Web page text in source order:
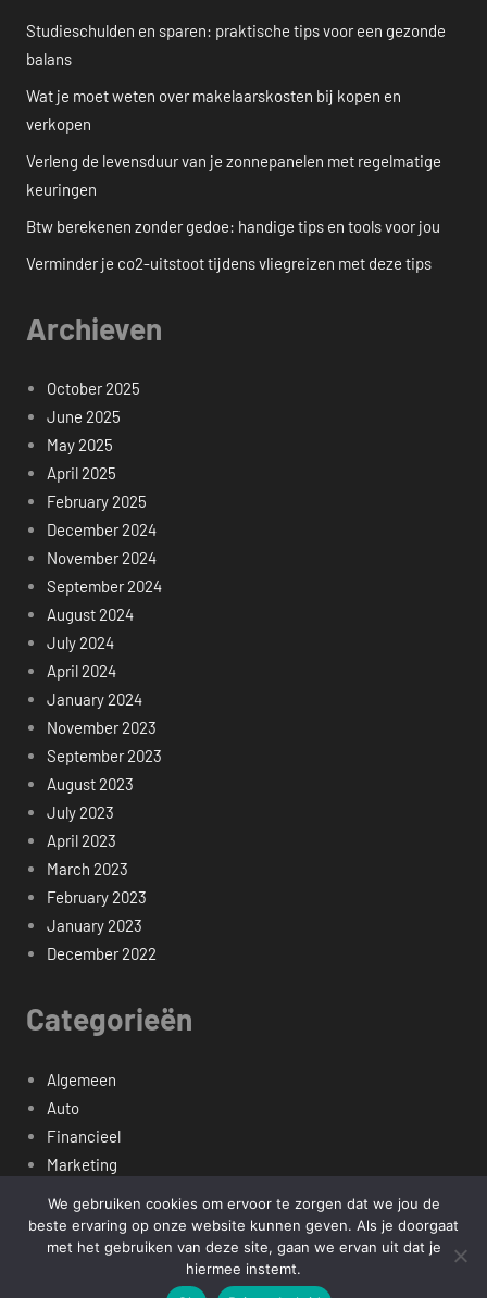
Studieschulden en sparen: praktische tips voor een gezonde
balans
Wat je moet weten over makelaarskosten bij kopen en
verkopen
Verleng de levensduur van je zonnepanelen met regelmatige
keuringen
Btw berekenen zonder gedoe: handige tips en tools voor jou
Verminder je co2-uitstoot tijdens vliegreizen met deze tips
Archieven
October 2025
June 2025
May 2025
April 2025
February 2025
December 2024
November 2024
September 2024
August 2024
July 2024
April 2024
January 2024
November 2023
September 2023
August 2023
July 2023
April 2023
March 2023
February 2023
January 2023
December 2022
Categorieën
Algemeen
Auto
Financieel
Marketing
Zakelijk
Copyright mediaverse.nl -- Alle Rechten Voorbehouden
We gebruiken cookies om ervoor te zorgen dat we jou de
beste ervaring op onze website kunnen geven. Als je doorgaat
met het gebruiken van deze site, gaan we ervan uit dat je
hiermee instemt.